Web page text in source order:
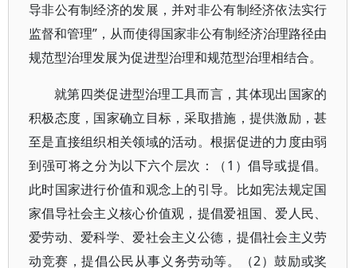
导非公有制经济的发展，并对非公有制经济依法实行
监督和管理”，从而使得国家非公有制经济治理路径由
规范型治理发展为促进型治理和规范型治理相结合。
就第四类促进型治理工具而言，其体现出国家的
积极态度，国家确立目标，采取措施，提供激励，甚
至是直接组织相关领域的活动。根据促进的力度由弱
到强可将之分为以下六个层次：（1）倡导或提倡。
此时国家进行价值和观念上的引导。比如宪法规定国
家倡导社会主义核心价值观，提倡爱祖国、爱人民、
爱劳动、爱科学、爱社会主义公德，提倡社会主义劳
动竞赛，提倡公民从事义务劳动等。（2）鼓励或奖